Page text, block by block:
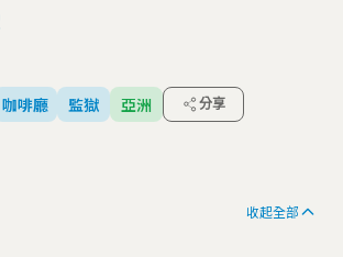
咖啡廳 監獄 亞洲 分享
收起全部